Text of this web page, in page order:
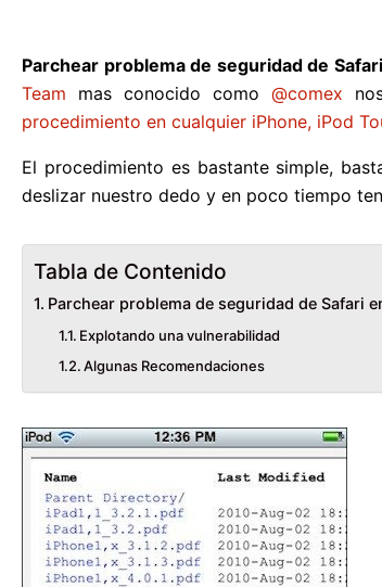
Parchear problema de seguridad de
Team mas conocido como @comex
procedimiento en cualquier iPhone, iPod
El procedimiento es bastante simple,
deslizar nuestro dedo y en poco tiempo
Tabla de Contenido
Parchear problema de seguridad de Safari
Explotando una vulnerabilidad
Algunas Recomendaciones